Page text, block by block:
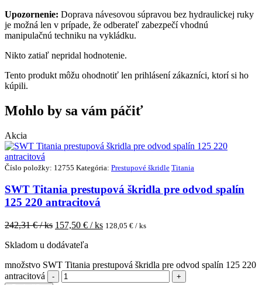
Upozornenie: Doprava návesovou súpravou bez hydraulickej ruky
je možná len v prípade, že odberateľ zabezpečí vhodnú
manipulačnú techniku na vykládku.
Nikto zatiaľ nepridal hodnotenie.
Tento produkt môžu ohodnotiť len prihlásení zákazníci, ktorí si ho
kúpili.
Mohlo by sa vám páčiť
Akcia
Číslo položky: 12755 Kategória: Prestupové škridle Titania
SWT Titania prestupová škridla pre odvod spalín
125 220 antracitová
242,31€ / ks 157,50 € / ks 128,05 € / ks
Skladom u dodávateľa
množstvo SWT Titania prestupová škridla pre odvod spalín 125 220
antracitová